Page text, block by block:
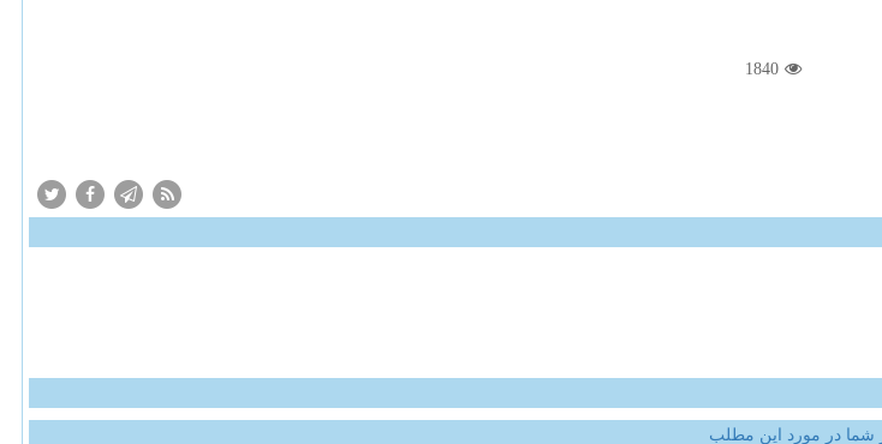
1840
شما در مورد این مطلب